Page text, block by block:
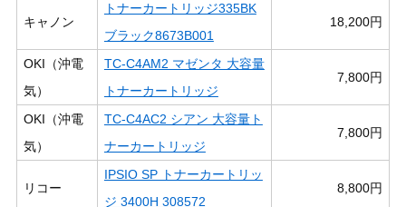
キャノン
トナーカートリッジ335BK
ブラック8673B001
18,200円
OKI（沖電
気）
TC-C4AM2 マゼンタ 大容量
トナーカートリッジ
7,800円
OKI（沖電
気）
TC-C4AC2 シアン 大容量ト
ナーカートリッジ
7,800円
リコー
IPSIO SP トナーカートリッ
ジ 3400H 308572
8,800円